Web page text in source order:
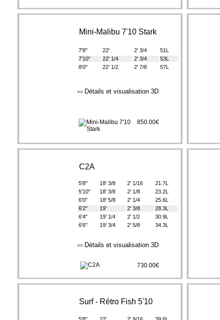
Mini-Malibu 7'10 Stark
7'8'' 22' 2' 3/4
51L
7'10''
22' 1/4 2' 3/4
53L
8'0''
22' 1/2 2' 7/8 57L
>> Détails et visualisation 3D
850.00€
C2A
5'8'' 18' 3/8 2' 1/16
21.7L
5'10''
18' 3/8 2' 1/8
23.2L
6'0''
18' 5/8 2' 1/4
25.6L
6'2''
19' 2' 3/8
28.3L
6'4''
19' 1/4 2' 1/2
30.9L
6'6''
19' 3/4 2' 5/8 34.3L
>> Détails et visualisation 3D
730.00€
Surf - Rétro Fish 5'10